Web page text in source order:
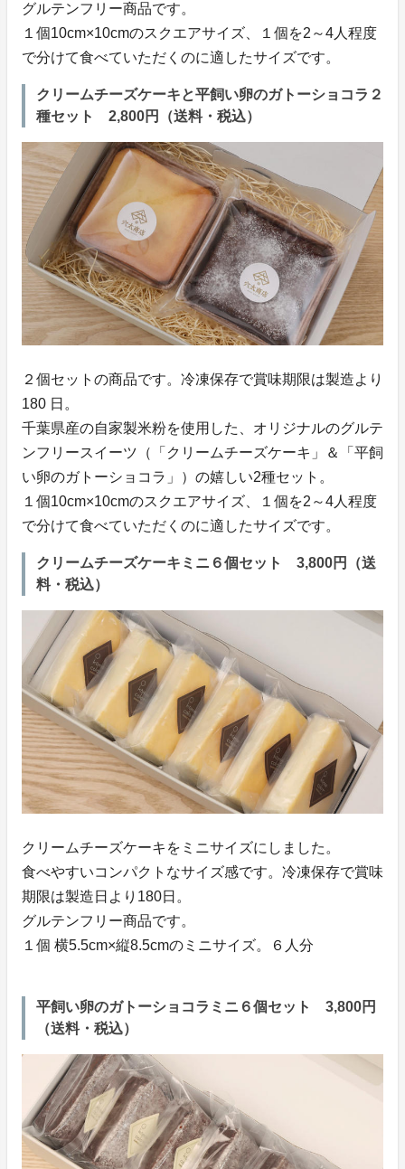
グルテンフリー商品です。
１個10cm×10cmのスクエアサイズ、１個を2～4人程度
で分けて食べていただくのに適したサイズです。
クリームチーズケーキと平飼い卵のガトーショコラ２
種セット 2,800円（送料・税込）
２個セットの商品です。冷凍保存で賞味期限は製造より
180 日。
千葉県産の自家製米粉を使用した、オリジナルのグルテ
ンフリースイーツ（「クリームチーズケーキ」＆「平飼
い卵のガトーショコラ」）の嬉しい2種セット。
１個10cm×10cmのスクエアサイズ、１個を2～4人程度
で分けて食べていただくのに適したサイズです。
クリームチーズケーキミニ６個セット 3,800円（送
料・税込）
クリームチーズケーキをミニサイズにしました。
食べやすいコンパクトなサイズ感です。冷凍保存で賞味
期限は製造日より180日。
グルテンフリー商品です。
１個 横5.5cm×縦8.5cmのミニサイズ。６人分
平飼い卵のガトーショコラミニ６個セット 3,800円
（送料・税込）